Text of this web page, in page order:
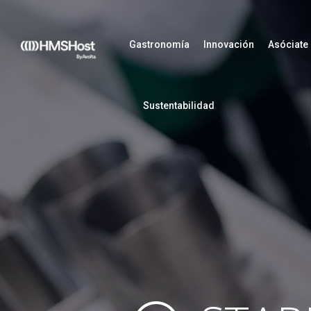
Gastronomía Innovación Asóciate
Sustentabilidad